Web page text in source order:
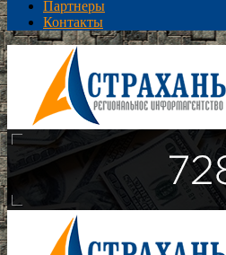
Партнеры
Контакты